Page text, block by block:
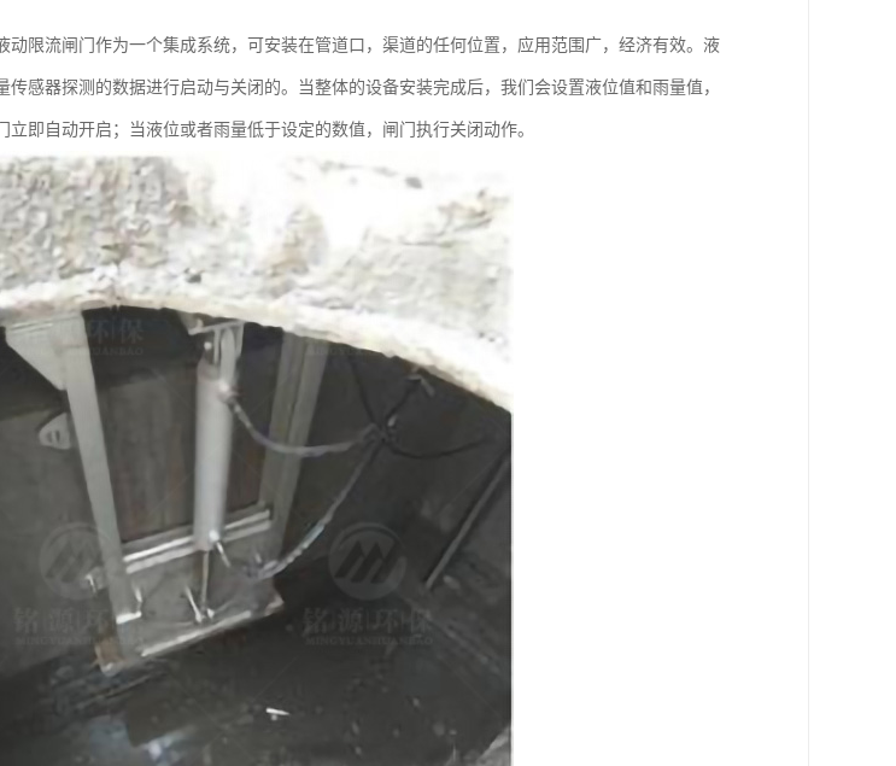
动限流闸门作为一个集成系统，可安装在管道口，渠道的任何位置，应用范围广，经济有效。液
感器探测的数据进行启动与关闭的。当整体的设备安装完成后，我们会设置液位值和雨量值，
即自动开启；当液位或者雨量低于设定的数值，闸门执行关闭动作。